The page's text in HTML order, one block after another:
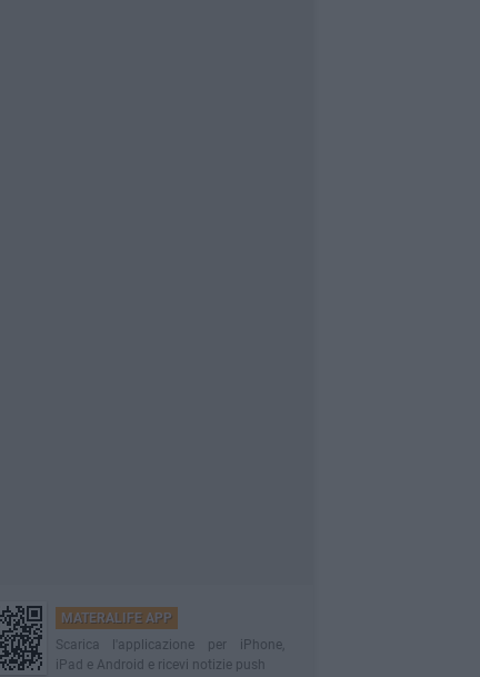
MATERALIFE APP
Scarica l'applicazione per iPhone,
iPad e Android e ricevi notizie push